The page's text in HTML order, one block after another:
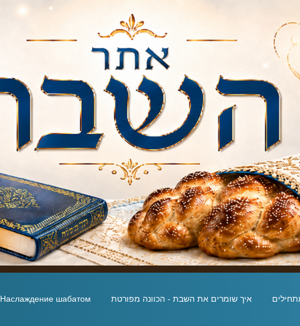
איך שומרים את השבת - הכוונה מפורטת Наслаждение шабатом